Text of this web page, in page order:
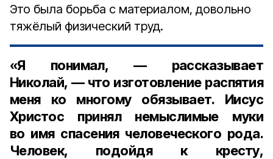
Это была борьба с материалом, довольно
тяжёлый физический труд.
«Я понимал, — рассказывает
Николай, — что изготовление распятия
меня ко многому обязывает. Иисус
Христос принял немыслимые муки
во имя спасения человеческого рода.
Человек, подойдя к кресту,